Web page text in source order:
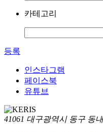
카테고리
등록
인스타그램
페이스북
유튜브
41061 대구광역시 동구 동